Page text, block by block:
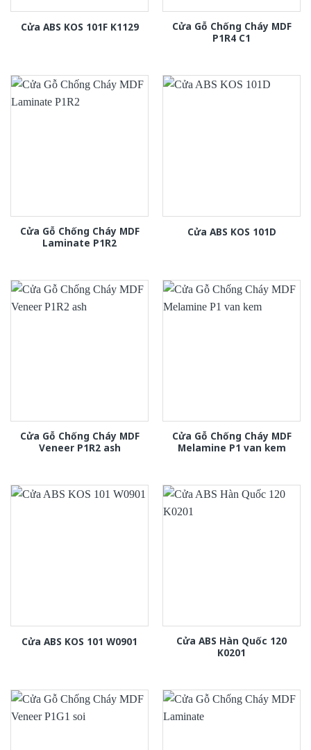
Cửa ABS KOS 101F K1129
Cửa Gỗ Chống Cháy MDF
P1R4 C1
Cửa Gỗ Chống Cháy MDF
Laminate P1R2
Cửa ABS KOS 101D
Cửa Gỗ Chống Cháy MDF
Veneer P1R2 ash
Cửa Gỗ Chống Cháy MDF
Melamine P1 van kem
Cửa ABS KOS 101 W0901
Cửa ABS Hàn Quốc 120
K0201